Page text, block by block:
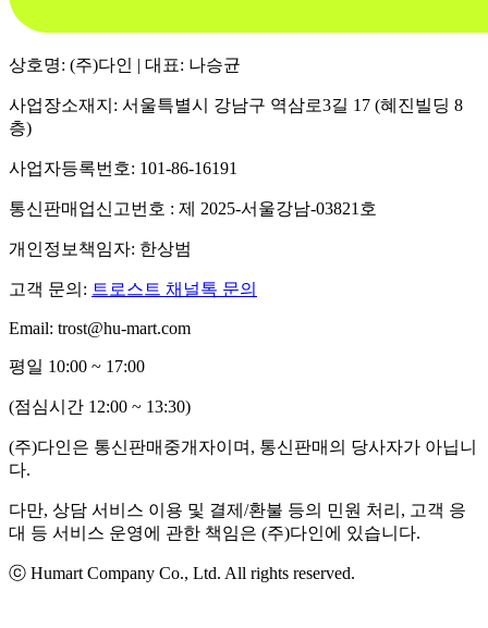
상호명: (주)다인 | 대표: 나승균
사업장소재지: 서울특별시 강남구 역삼로3길 17 (혜진빌딩 8
층)
사업자등록번호: 101-86-16191
통신판매업신고번호 : 제 2025-서울강남-03821호
개인정보책임자: 한상범
고객 문의: 트로스트 채널톡 문의
Email: trost@hu-mart.com
평일 10:00 ~ 17:00
(점심시간 12:00 ~ 13:30)
(주)다인은 통신판매중개자이며, 통신판매의 당사자가 아닙니
다.
다만, 상담 서비스 이용 및 결제/환불 등의 민원 처리, 고객 응
대 등 서비스 운영에 관한 책임은 (주)다인에 있습니다.
ⓒ Humart Company Co., Ltd. All rights reserved.